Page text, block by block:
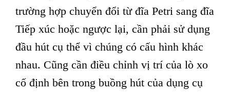
trường hợp chuyển đổi từ đĩa Petri sang đĩa
Tiếp xúc hoặc ngược lại, cần phải sử dụng
đầu hút cụ thể vì chúng có cấu hình khác
nhau. Cũng cần điều chỉnh vị trí của lò xo
cố định bên trong buồng hút của dụng cụ